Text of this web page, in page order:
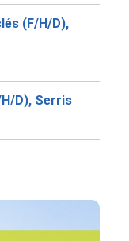
(F/H/D),
D), Serris